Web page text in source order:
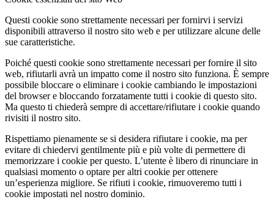
Questi cookie sono strettamente necessari per fornirvi i servizi
disponibili attraverso il nostro sito web e per utilizzare alcune delle
sue caratteristiche.
Poiché questi cookie sono strettamente necessari per fornire il sito
web, rifiutarli avrà un impatto come il nostro sito funziona. È sempre
possibile bloccare o eliminare i cookie cambiando le impostazioni
del browser e bloccando forzatamente tutti i cookie di questo sito.
Ma questo ti chiederà sempre di accettare/rifiutare i cookie quando
rivisiti il nostro sito.
Rispettiamo pienamente se si desidera rifiutare i cookie, ma per
evitare di chiedervi gentilmente più e più volte di permettere di
memorizzare i cookie per questo. L’utente è libero di rinunciare in
qualsiasi momento o optare per altri cookie per ottenere
un’esperienza migliore. Se rifiuti i cookie, rimuoveremo tutti i
cookie impostati nel nostro dominio.